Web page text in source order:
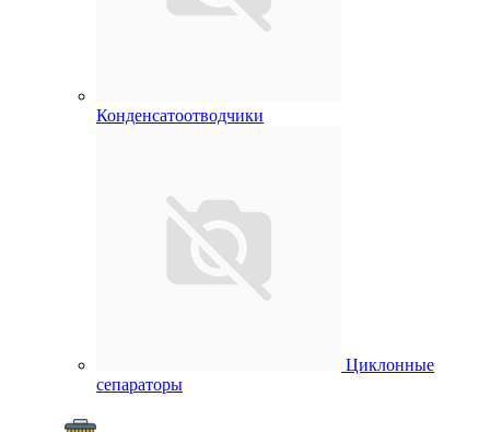
Конденсатоотводчики
Циклонные
сепараторы